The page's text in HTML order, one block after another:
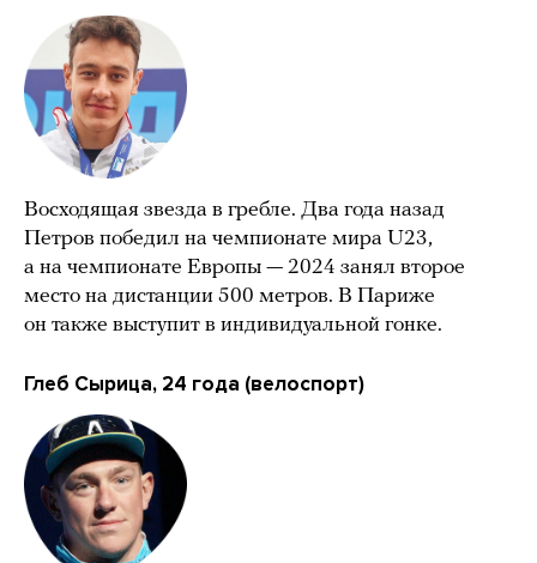
Восходящая звезда в гребле. Два года назад
Петров победил на чемпионате мира U23,
а на чемпионате Европы — 2024 занял второе
место на дистанции 500 метров. В Париже
он также выступит в индивидуальной гонке.
Глеб Сырица, 24 года (велоспорт)